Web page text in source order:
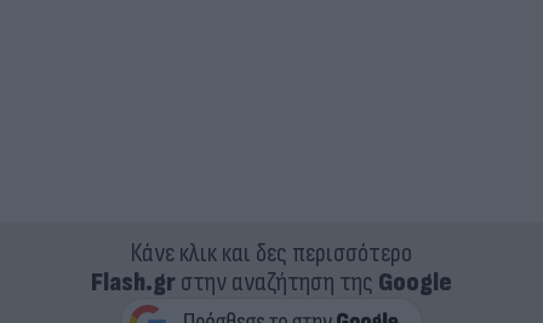
Κάνε κλικ και δες περισσότερο
Flash.grστην αναζήτηση της Google